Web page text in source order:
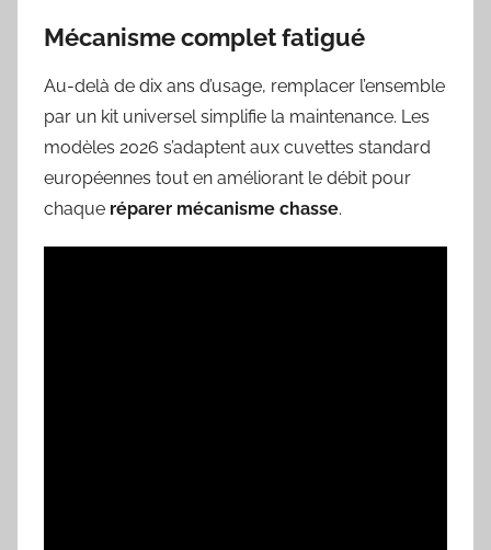
Mécanisme complet fatigué
Au-delà de dix ans d’usage, remplacer l’ensemble
par un kit universel simplifie la maintenance. Les
modèles 2026 s’adaptent aux cuvettes standard
européennes tout en améliorant le débit pour
chaque réparer mécanisme chasse.